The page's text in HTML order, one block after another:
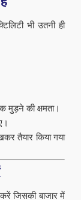
भी उतनी ही
मुड़ने की क्षमता।
तैयार किया गया
जिसकी बाजार में